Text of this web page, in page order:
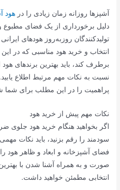
آشپزها روزانه زمان زیادی را درهود
دلیل برخورداری از یک فضای
تولیدکنندگان روزبه‌روز هودهای
انتخاب و خرید هود مناسبی که در
برطرف کند، باید بهترین برندهای
نسبت به نکات مهم مرتبط اطلاع
پراهمیت را در این مطلب برای شما
نکات مهم پیش از خرید هود
اگر بخواهید هنگام خرید هود جلوی
سودمند را رقم بزنید، باید نکات
فضای آشپزخانه و ابعاد و ظاهر هود را
صورت و به همراه آشنا شدن با
انتخابی مطمئن خواهید داشت.